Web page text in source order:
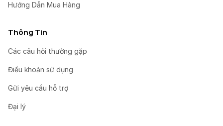
Hướng Dẫn Mua Hàng
Thông Tin
Các câu hỏi thường gặp
Điều khoản sử dụng
Gửi yêu cầu hỗ trợ
Đại lý